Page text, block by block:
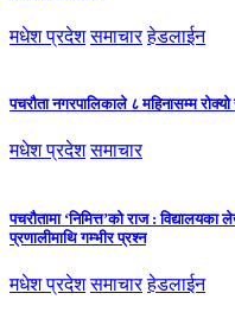
मधेश प्रदेश समाचार हेडलाईन
पचरौता नगरपालिकाले ८ महिनासम्म
मधेश प्रदेश समाचार
पचरौतामा ‘निमित्त’को राज :
प्रणालीमाथि गम्भीर प्रश्न
मधेश प्रदेश समाचार हेडलाईन